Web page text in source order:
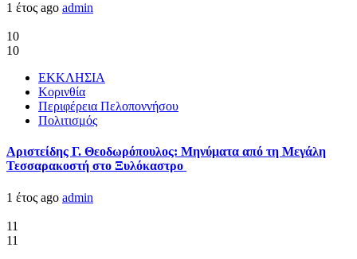
1 έτος ago admin
10
10
ΕΚΚΛΗΣΙΑ
Κορινθία
Περιφέρεια Πελοποννήσου
Πολιτισμός
Αριστείδης Γ. Θεοδωρόπουλος: Μηνύματα από τη Μεγάλη
Τεσσαρακοστή στο Ξυλόκαστρο
1 έτος ago admin
11
11